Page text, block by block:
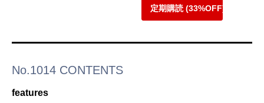
定期購読 (33%OFF)
No.1014 CONTENTS
features